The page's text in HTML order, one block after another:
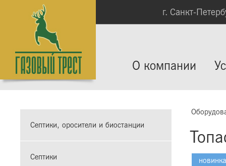
г. Санкт-
О компании
Септики, оросители и биостанции
Септики новинка